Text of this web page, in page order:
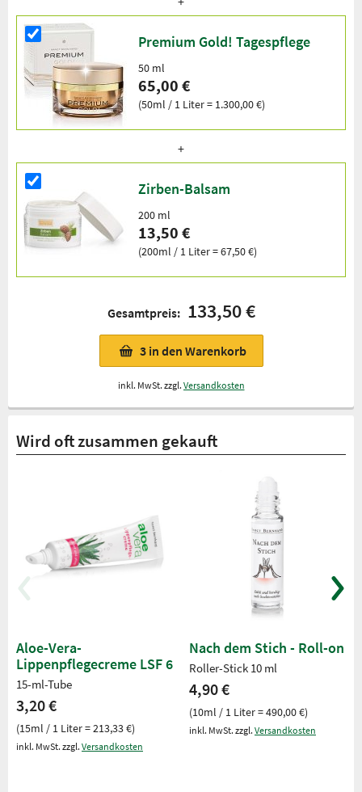
Premium Gold! Tagespflege
50 ml
65,00 €
(50ml / 1 Liter = 1.300,00 €)
Zirben-Balsam
200 ml
13,50 €
(200ml / 1 Liter = 67,50 €)
Gesamtpreis: 133,50 €
3 in den Warenkorb
inkl. MwSt. zzgl. Versandkosten
Wird oft zusammen gekauft
Aloe-Vera-
Lippenpflegecreme LSF 6
15-ml-Tube
3,20 €
(15ml / 1 Liter = 213,33 €)
inkl. MwSt. zzgl. Versandkosten
Nach dem Stich - Roll-on
Roller-Stick 10 ml
4,90 €
(10ml / 1 Liter = 490,00 €)
inkl. MwSt. zzgl. Versandkosten